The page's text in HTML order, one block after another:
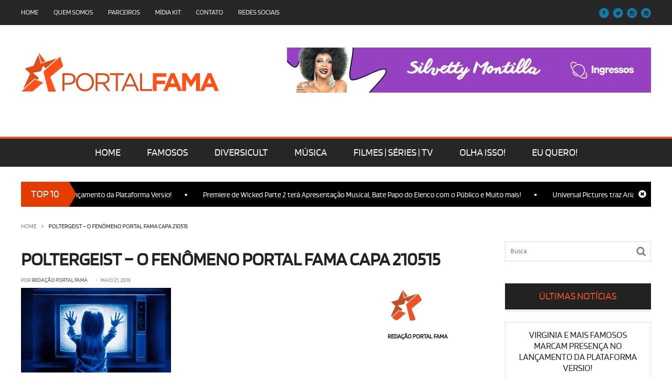
HOME QUEM SOMOS PARCEIROS MÍDIA KIT CONTATO REDES SOCIAIS
HOME FAMOSOS DIVERSICULT MÚSICA FILMES | SÉRIES | TV OLHA ISSO! EU QUERO!
TOP 10
presença no Lançamento da Plataforma Versio! • Premiere de Wicked Parte 2 terá Apresentação Musical, Bate Papo do Elenco com o Público e Muito mais! • Universal Pictures traz Ariana Grande,
HOME POLTERGEIST – O FENÔMENO PORTAL FAMA CAPA 210515
POLTERGEIST – O FENÔMENO PORTAL FAMA CAPA 210515
POR REDAÇÃO PORTAL FAMA • MAIO 21, 2015
REDAÇÃO PORTAL FAMA
ÚLTIMAS NOTÍCIAS
VIRGINIA E MAIS FAMOSOS
MARCAM PRESENÇA NO
LANÇAMENTO DA PLATAFORMA
VERSIO!